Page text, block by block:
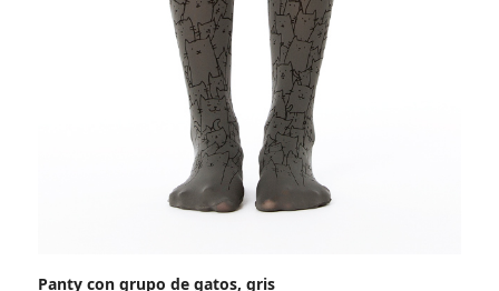
Panty con grupo de gatos, gris